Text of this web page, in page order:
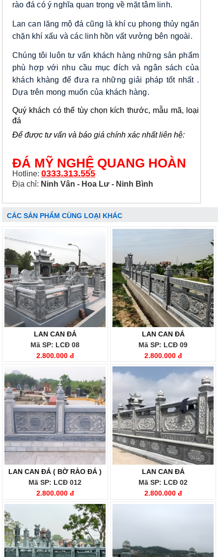
rào đá có ý nghĩa quan trọng về mặt tâm linh.
Lan can lăng mộ đá cũng là khí cụ phong thủy ngăn
chặn khí xấu và các linh hồn vất vưởng bên ngoài.
Chúng tôi luôn tư vấn khách hàng những sản phẩm
phù hợp với nhu cầu mục đích và ngân sách của
khách khàng để đưa ra những giải pháp tốt nhất .
Dựa trên mong muốn của khách hàng.
Quý khách có thể tùy chọn kích thước, mẫu mã, loại
đá
Để được tư vấn và báo giá chính xác nhất liên hệ:
ĐÁ MỸ NGHỆ QUANG HOÀN
Hotline: 0333.313.555
Địa chỉ: Ninh Vân - Hoa Lư - Ninh Bình
CÁC SẢN PHẨM CÙNG LOẠI KHÁC
LAN CAN ĐÁ
Mã SP: LCĐ 08
2.800.000 đ
LAN CAN ĐÁ
Mã SP: LCĐ 09
2.800.000 đ
LAN CAN ĐÁ ( BỜ RÀO ĐÁ )
Mã SP: LCĐ 012
2.800.000 đ
LAN CAN ĐÁ
Mã SP: LCĐ 02
2.800.000 đ